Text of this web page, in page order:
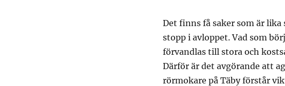
Det finns få saker som är
stopp i avloppet. Vad som
förvandlas till stora och
Därför är det avgörande att
rörmokare på Täby förstår